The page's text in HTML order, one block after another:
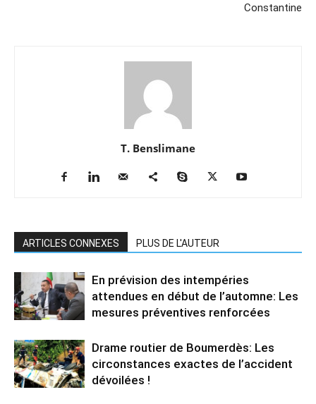
Constantine
T. Benslimane
ARTICLES CONNEXES PLUS DE L'AUTEUR
En prévision des intempéries
attendues en début de l’automne: Les
mesures préventives renforcées
Drame routier de Boumerdès: Les
circonstances exactes de l’accident
dévoilées !